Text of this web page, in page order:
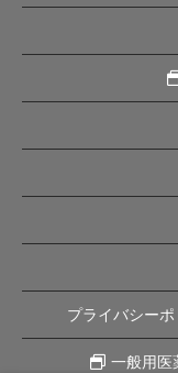
プライバシー
一般用医